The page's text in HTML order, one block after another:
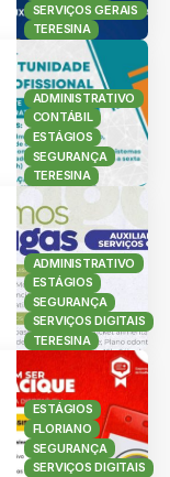
SERVIÇOS GERAIS
TERESINA
ADMINISTRATIVO
CONTÁBIL
ESTÁGIOS
SEGURANÇA
TERESINA
ADMINISTRATIVO
ESTÁGIOS
SEGURANÇA
SERVIÇOS DIGITAIS
TERESINA
ESTÁGIOS
FLORIANO
SEGURANÇA
SERVIÇOS DIGITAIS